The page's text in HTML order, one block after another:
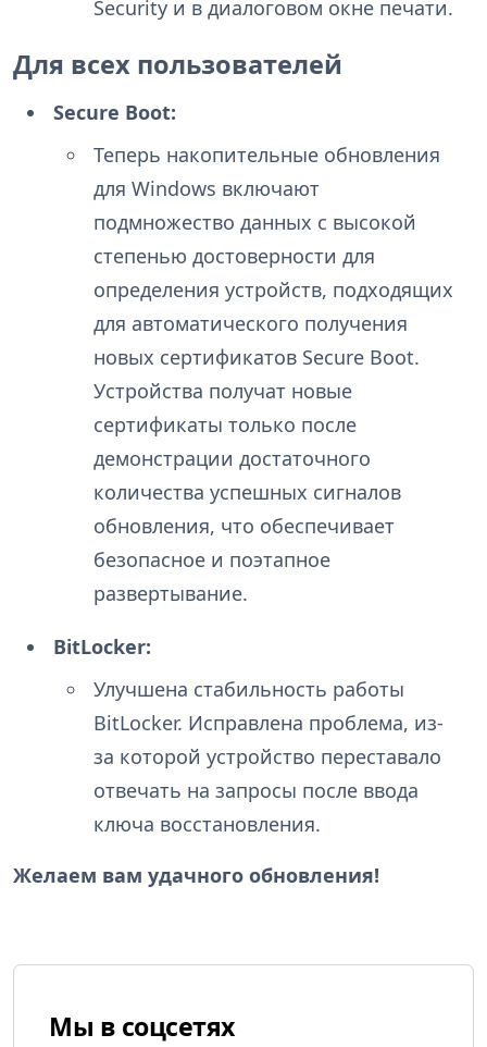
Security и в диалоговом окне печати.
Для всех пользователей
Secure Boot:
Теперь накопительные обновления
для Windows включают
подмножество данных с высокой
степенью достоверности для
определения устройств, подходящих
для автоматического получения
новых сертификатов Secure Boot.
Устройства получат новые
сертификаты только после
демонстрации достаточного
количества успешных сигналов
обновления, что обеспечивает
безопасное и поэтапное
развертывание.
BitLocker:
Улучшена стабильность работы
BitLocker. Исправлена проблема, из-
за которой устройство переставало
отвечать на запросы после ввода
ключа восстановления.
Желаем вам удачного обновления!
Мы в соцсетях